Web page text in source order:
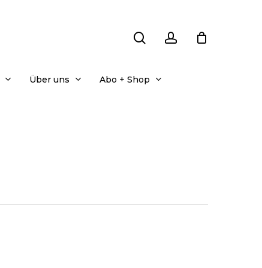
Über uns Abo + Shop